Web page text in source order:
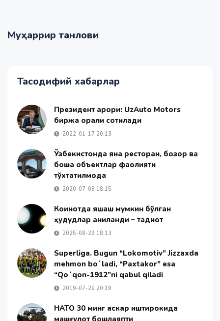
Муҳаррир танлови
Тасодифий хабарлар
Президент қарори: UzAuto Motors
биржа орқали сотилади
2022-01-17 20:13
Ўзбекистонда яна ресторан, бозор ва
бошқа объектлар фаолияти
тўхтатилмоқда
2020-07-08 18:15
Коинотда яшаш мумкин бўлган
ҳудудлар аниқланди – тадқиқот
2025-08-29 18:13
Superliga. Bugun “Lokomotiv” Jizzaxda
mehmon boʻladi, “Paxtakor” esa
“Qoʻqon-1912”ni qabul qiladi
2019-07-26 20:19
НАТО 30 минг аскар иштирокида
машғулот бошлаяпти